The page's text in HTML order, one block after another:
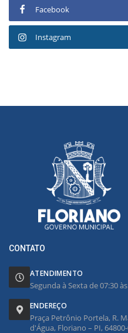
Facebook
Instagram
CONTATO
ATENDIMENTO
Segunda à Sexta de 07:30
ENDEREÇO
Praça Petrônio Portela, R.
d'Água, Floriano – PI,